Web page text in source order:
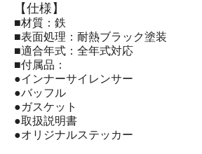
【仕様】
■材質：鉄
■表面処理：耐熱ブラック塗装
■適合年式：全年式対応
■付属品：
●インナーサイレンサー
●バッフル
●ガスケット
●取扱説明書
●オリジナルステッカー